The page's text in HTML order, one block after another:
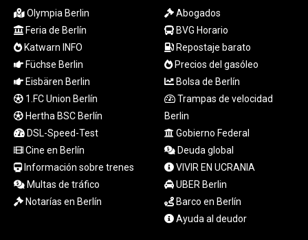
23929.673396
STN 24.499696
SVC 10.085875
SZL 18.722767
THB 38.210709
TJS 10.633568
TMT 4.058036
TRY 55.144784
TTD 7.812903
TWD 37.286072
TZS
3051.762079
UAH 51.625959
Olympia Berlin
Feria de Berlín
Katwarn INFO
Füchse Berlin
Eisbären Berlin
1.FC Union Berlín
Hertha BSC Berlín
DSL-Speed-Test
Cine en Berlín
Información sobre trenes
Multas de tráfico
Notarías en Berlín
Abogados
BVG Horario
Repostaje barato
Precios del gasóleo
Bolsa de Berlín
Trampas de velocidad
Berlin
Gobierno Federal
Deuda global
VIVIR EN UCRANIA
UBER Berlin
Barco en Berlín
Ayuda al deudor